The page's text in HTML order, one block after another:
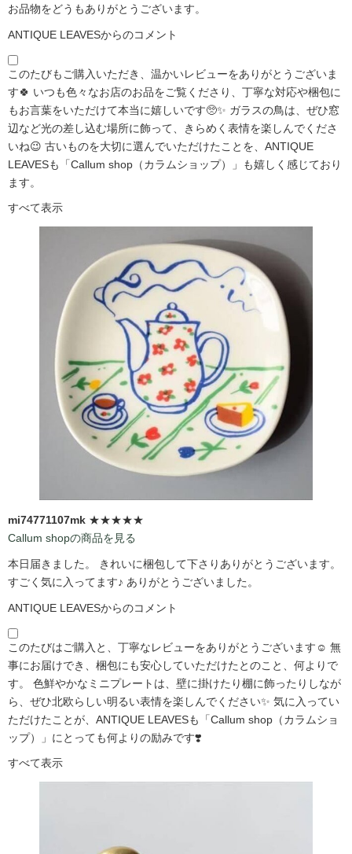
お品物をどうもありがとうございます。
ANTIQUE LEAVESからのコメント
このたびもご購入いただき、温かいレビューをありがとうございま
す🍀 いつも色々なお店のお品をご覧くださり、丁寧な対応や梱包に
もお言葉をいただけて本当に嬉しいです🥺✨ ガラスの鳥は、ぜひ窓
辺など光の差し込む場所に飾って、きらめく表情を楽しんでくださ
いね😉 古いものを大切に選んでいただけたことを、ANTIQUE
LEAVESも「Callum shop（カラムショップ）」も嬉しく感じており
ます。
すべて表示
mi74771107mk ★★★★★
Callum shopの商品を見る
本日届きました。 きれいに梱包して下さりありがとうございます。
すごく気に入ってます♪ ありがとうございました。
ANTIQUE LEAVESからのコメント
このたびはご購入と、丁寧なレビューをありがとうございます☺️ 無
事にお届けでき、梱包にも安心していただけたとのこと、何よりで
す。 色鮮やかなミニプレートは、壁に掛けたり棚に飾ったりしなが
ら、ぜひ北欧らしい明るい表情を楽しんでください✨ 気に入ってい
ただけたことが、ANTIQUE LEAVESも「Callum shop（カラムショ
ップ）」にとっても何よりの励みです❣️
すべて表示